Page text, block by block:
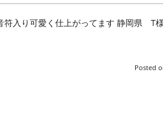
符入り可愛く仕上がってます 静岡県 T
Posted